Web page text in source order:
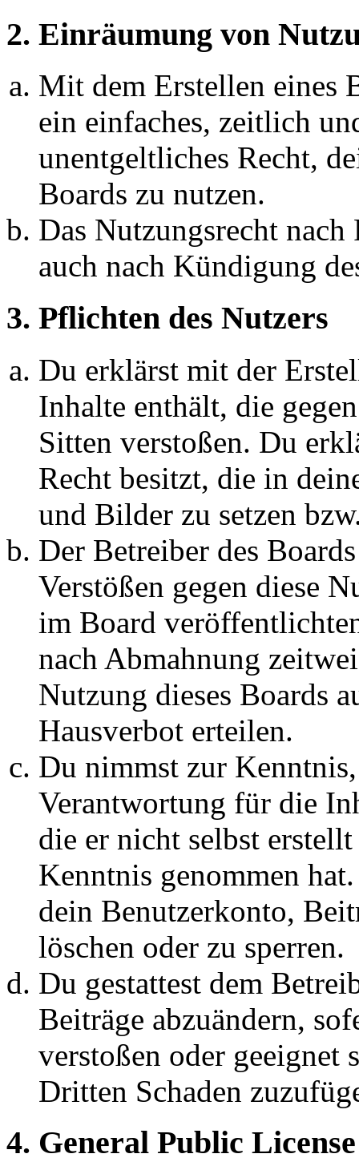
2. Einräumung von
Mit dem Erstellen eines
ein einfaches, zeitlich
unentgeltliches Recht,
Boards zu nutzen.
Das Nutzungsrecht
auch nach Kündigung
3. Pflichten des Nutzers
Du erklärst mit der
Inhalte enthält, die
Sitten verstoßen. Du
Recht besitzt, die in
und Bilder zu setzen
Der Betreiber des
Verstößen gegen diese
im Board
nach Abmahnung
Nutzung dieses Boards
Hausverbot erteilen.
Du nimmst zur
Verantwortung für die
die er nicht selbst
Kenntnis genommen
dein Benutzerkonto,
löschen oder zu sperren.
Du gestattest dem
Beiträge abzuändern,
verstoßen oder geeignet
Dritten Schaden
4. General Public License